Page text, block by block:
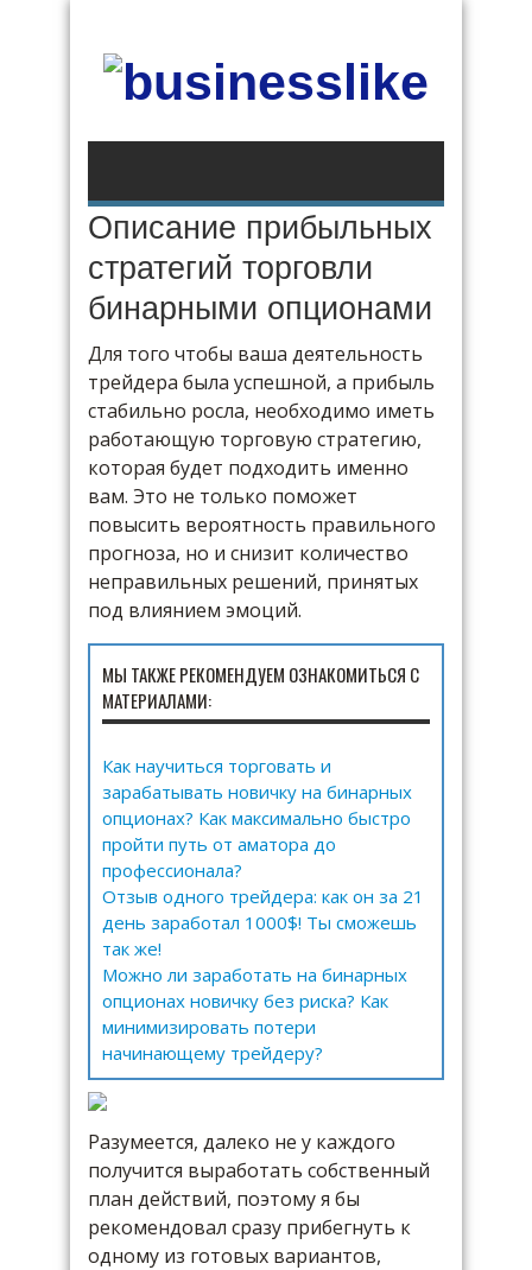
Описание прибыльных
стратегий торговли
бинарными опционами
Для того чтобы ваша деятельность
трейдера была успешной, а прибыль
стабильно росла, необходимо иметь
работающую торговую стратегию,
которая будет подходить именно
вам. Это не только поможет
повысить вероятность правильного
прогноза, но и снизит количество
неправильных решений, принятых
под влиянием эмоций.
МЫ ТАКЖЕ РЕКОМЕНДУЕМ ОЗНАКОМИТЬСЯ С
МАТЕРИАЛАМИ:
Как научиться торговать и
зарабатывать новичку на бинарных
опционах? Как максимально быстро
пройти путь от аматора до
профессионала?
Отзыв одного трейдера: как он за 21
день заработал 1000$! Ты сможешь
так же!
Можно ли заработать на бинарных
опционах новичку без риска? Как
минимизировать потери
начинающему трейдеру?
Разумеется, далеко не у каждого
получится выработать собственный
план действий, поэтому я бы
рекомендовал сразу прибегнуть к
одному из готовых вариантов,